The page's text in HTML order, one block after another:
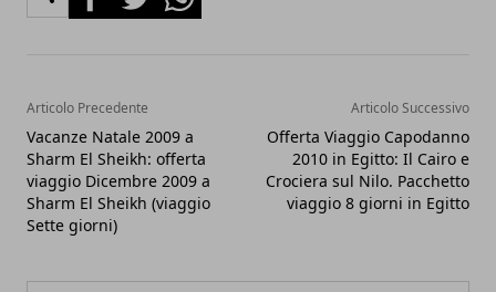
Articolo Precedente
Vacanze Natale 2009 a
Sharm El Sheikh: offerta
viaggio Dicembre 2009 a
Sharm El Sheikh (viaggio
Sette giorni)
Articolo Successivo
Offerta Viaggio Capodanno
2010 in Egitto: Il Cairo e
Crociera sul Nilo. Pacchetto
viaggio 8 giorni in Egitto